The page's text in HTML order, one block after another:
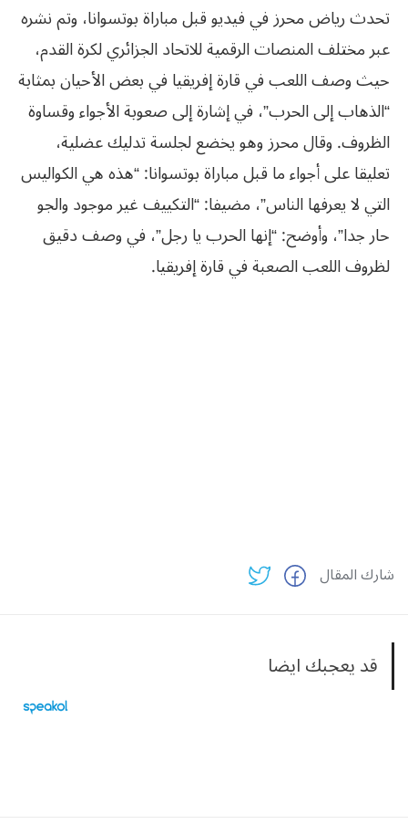
تحدث رياض محرز في فيديو قبل مباراة بوتسوانا، وتم نشره
عبر مختلف المنصات الرقمية للاتحاد الجزائري لكرة القدم،
حيث وصف اللعب في قارة إفريقيا في بعض الأحيان بمثابة
“الذهاب إلى الحرب”، في إشارة إلى صعوبة الأجواء وقساوة
الظروف. وقال محرز وهو يخضع لجلسة تدليك عضلية،
تعليقا على أجواء ما قبل مباراة بوتسوانا: “هذه هي الكواليس
التي لا يعرفها الناس”، مضيفا: “التكييف غير موجود والجو
حار جدا”، وأوضح: “إنها الحرب يا رجل”، في وصف دقيق
لظروف اللعب الصعبة في قارة إفريقيا.
شارك المقال
قد يعجبك ايضا